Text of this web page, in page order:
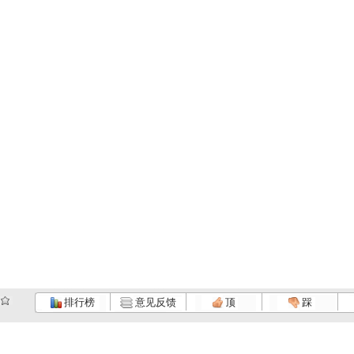
排行榜 意见反馈 顶 踩